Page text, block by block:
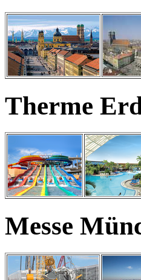
Therme
Messe